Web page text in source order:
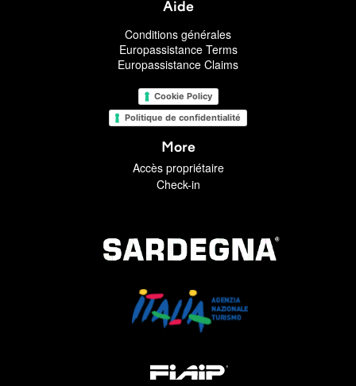
Aide
Conditions générales
Europassistance Terms
Europassistance Claims
Cookie Policy
Politique de confidentialité
More
Accès propriétaire
Check-in